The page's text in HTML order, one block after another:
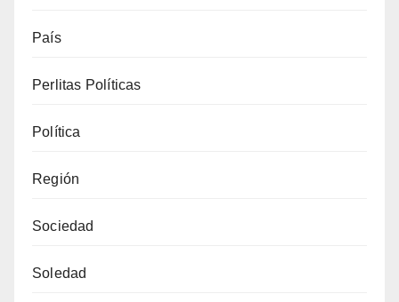
País
Perlitas Políticas
Política
Región
Sociedad
Soledad